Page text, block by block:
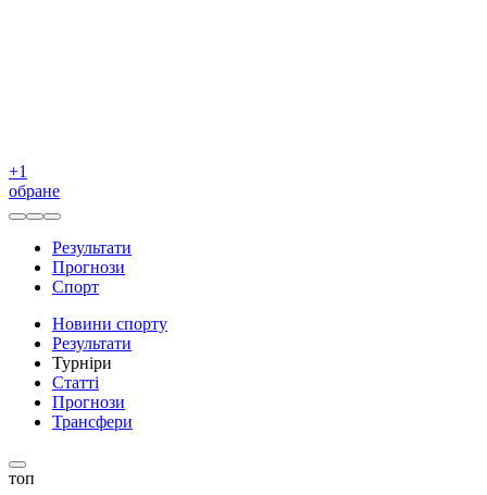
+1
обране
Результати
Прогнози
Спорт
Новини спорту
Результати
Турніри
Статті
Прогнози
Трансфери
топ